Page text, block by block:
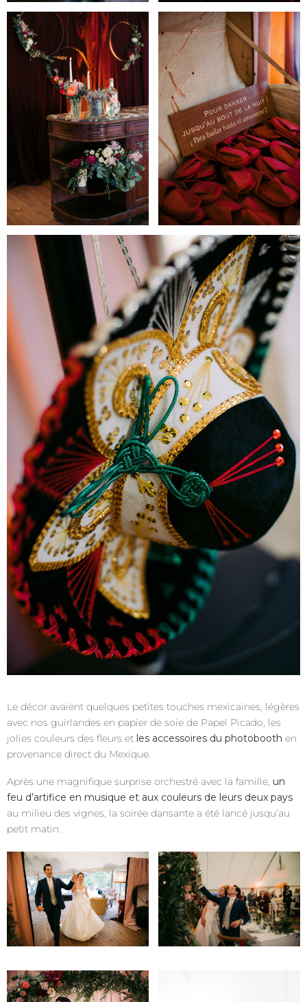
Le décor avaient quelques petites touches mexicaines, légères
avec nos guirlandes en papier de soie de Papel Picado, les
jolies couleurs des fleurs et les accessoires du photobooth en
provenance direct du Mexique.
Après une magnifique surprise orchestré avec la famille, un
feu d’artifice en musique et aux couleurs de leurs deux pays
au milieu des vignes, la soirée dansante a été lancé jusqu’au
petit matin.